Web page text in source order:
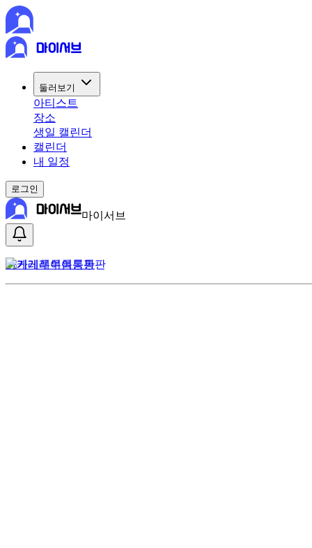
둘러보기
아티스트
장소
생일 캘린더
캘린더
내 일정
로그인
마이서브
카게레루여름통판